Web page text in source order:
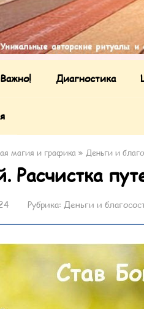
Важно! Диагностика
магия и графика » Деньги и
Расчистка
Рубрика: Деньги и